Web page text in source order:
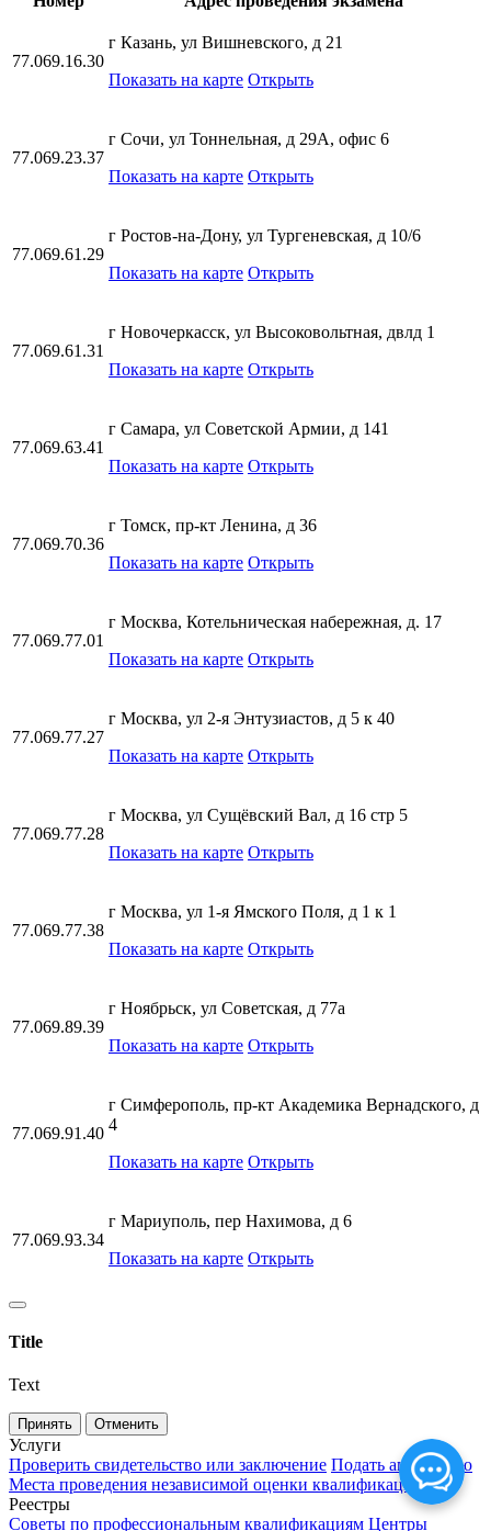
77.069.16.30
г Казань, ул Вишневского, д 21
Показать на карте Открыть
77.069.23.37
г Сочи, ул Тоннельная, д 29А, офис 6
Показать на карте Открыть
77.069.61.29
г Ростов-на-Дону, ул Тургеневская, д 10/6
Показать на карте Открыть
77.069.61.31
г Новочеркасск, ул Высоковольтная, двлд 1
Показать на карте Открыть
77.069.63.41
г Самара, ул Советской Армии, д 141
Показать на карте Открыть
77.069.70.36
г Томск, пр-кт Ленина, д 36
Показать на карте Открыть
77.069.77.01
г Москва, Котельническая набережная, д. 17
Показать на карте Открыть
77.069.77.27
г Москва, ул 2-я Энтузиастов, д 5 к 40
Показать на карте Открыть
77.069.77.28
г Москва, ул Сущёвский Вал, д 16 стр 5
Показать на карте Открыть
77.069.77.38
г Москва, ул 1-я Ямского Поля, д 1 к 1
Показать на карте Открыть
77.069.89.39
г Ноябрьск, ул Советская, д 77а
Показать на карте Открыть
77.069.91.40
г Симферополь, пр-кт Академика Вернадского, д
4
Показать на карте Открыть
77.069.93.34
г Мариуполь, пер Нахимова, д 6
Показать на карте Открыть
Title
Text
Принять Отменить
Услуги
Проверить свидетельство или заключение Подать апелляцию
Места проведения независимой оценки квалификаций
Реестры
Советы по профессиональным квалификациям Центры